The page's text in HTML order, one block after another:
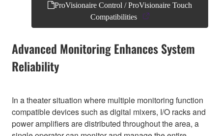
ProVisionaire Control / ProVisionaire Touch
Compatibilities
Advanced Monitoring Enhances System
Reliability
In a theater situation where multiple monitoring function
compatible devices such as digital mixers, I/O racks and
power amplifiers are distributed throughout the area, a